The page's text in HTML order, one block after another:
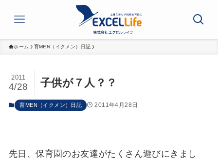
ホーム 育MEN（イクメン）日記
子供が７人？？
2011
4/28
育MEN（イクメン）日記 2011年4月28日
先日、保育園のお友達がたくさん遊びにきまし